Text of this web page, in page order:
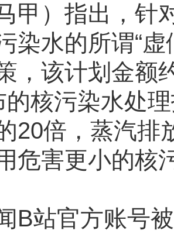
甲）指出，针
染水的所谓“
，该计划金额
的核污染水处
20倍，蒸汽排
危害更小的核
B站官方账号